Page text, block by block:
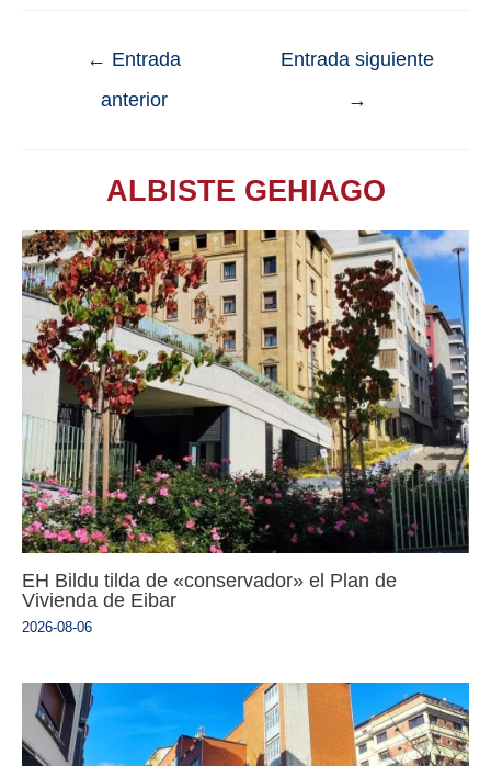
← Entrada
anterior
Entrada siguiente
→
ALBISTE GEHIAGO
EH Bildu tilda de «conservador» el Plan de
Vivienda de Eibar
2026-08-06